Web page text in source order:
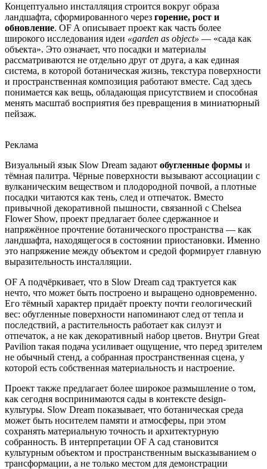
Концептуально инсталляция строится вокруг образа
ландшафта, сформированного через горение, рост и
обновление. OF A описывает проект как часть более
широкого исследования идеи «garden as object» — «сада как
объекта». Это означает, что посадки и материалы
рассматриваются не отдельно друг от друга, а как единая
система, в которой ботаническая жизнь, текстура поверхности
и пространственная композиция работают вместе. Сад здесь
понимается как вещь, обладающая присутствием и способная
менять масштаб восприятия без превращения в миниатюрный
пейзаж.
Реклама
Визуальный язык Slow Dream задают обугленные формы и
тёмная палитра. Чёрные поверхности вызывают ассоциации с
вулканическим веществом и плодородной почвой, а плотные
посадки читаются как тень, след и отпечаток. Вместо
привычной декоративной пышности, связанной с Chelsea
Flower Show, проект предлагает более сдержанное и
напряжённое прочтение ботанического пространства — как
ландшафта, находящегося в состоянии приостановки. Именно
это напряжение между объектом и средой формирует главную
выразительность инсталляции.
OF A подчёркивает, что в Slow Dream сад трактуется как
нечто, что может быть построено и выращено одновременно.
Его тёмный характер придаёт проекту почти геологический
вес: обугленные поверхности напоминают след от тепла и
последствий, а растительность работает как силуэт и
отпечаток, а не как декоративный набор цветов. Внутри Great
Pavilion такая подача усиливает ощущение, что перед зрителем
не обычный стенд, а собранная пространственная сцена, у
которой есть собственная материальность и настроение.
Проект также предлагает более широкое размышление о том,
как сегодня воспринимаются сады в контексте design-
культуры. Slow Dream показывает, что ботаническая среда
может быть носителем памяти и атмосферы, при этом
сохранять материальную точность и архитектурную
собранность. В интерпретации OF A сад становится
культурным объектом и пространственным высказыванием о
трансформации, а не только местом для демонстрации